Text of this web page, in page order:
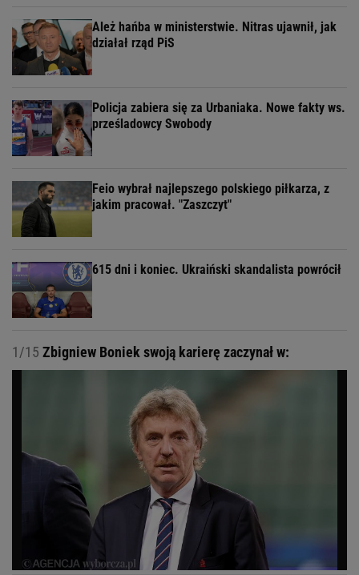
Ależ hańba w ministerstwie. Nitras ujawnił, jak
działał rząd PiS
Policja zabiera się za Urbaniaka. Nowe fakty ws.
prześladowcy Swobody
Feio wybrał najlepszego polskiego piłkarza, z
jakim pracował. "Zaszczyt"
615 dni i koniec. Ukraiński skandalista powrócił
1/15 Zbigniew Boniek swoją karierę zaczynał w: